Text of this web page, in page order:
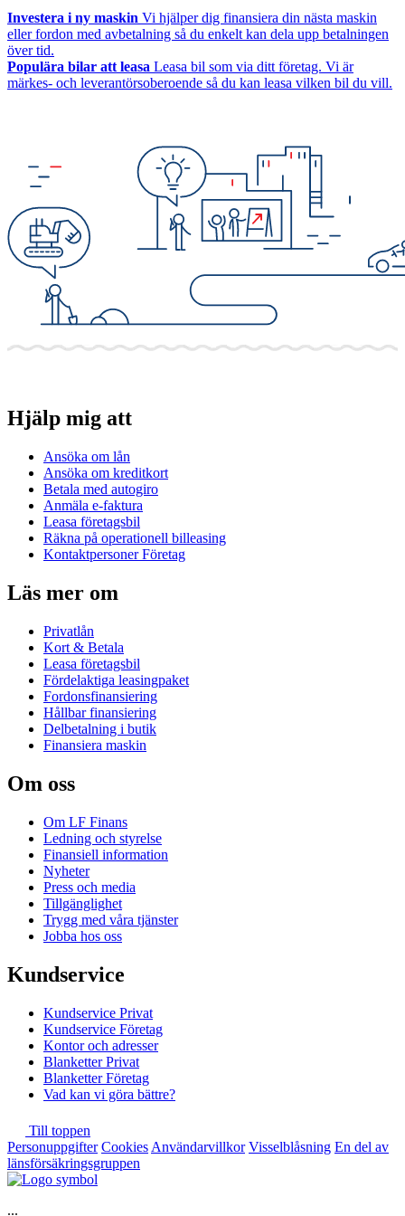
Investera i ny maskin Vi hjälper dig finansiera din nästa maskin
eller fordon med avbetalning så du enkelt kan dela upp betalningen
över tid.
Populära bilar att leasa Leasa bil som via ditt företag. Vi är
märkes- och leverantörsoberoende så du kan leasa vilken bil du vill.
Hjälp mig att
Ansöka om lån
Ansöka om kreditkort
Betala med autogiro
Anmäla e-faktura
Leasa företagsbil
Räkna på operationell billeasing
Kontaktpersoner Företag
Läs mer om
Privatlån
Kort & Betala
Leasa företagsbil
Fördelaktiga leasingpaket
Fordonsfinansiering
Hållbar finansiering
Delbetalning i butik
Finansiera maskin
Om oss
Om LF Finans
Ledning och styrelse
Finansiell information
Nyheter
Press och media
Tillgänglighet
Trygg med våra tjänster
Jobba hos oss
Kundservice
Kundservice Privat
Kundservice Företag
Kontor och adresser
Blanketter Privat
Blanketter Företag
Vad kan vi göra bättre?
Till toppen
Personuppgifter Cookies Användarvillkor Visselblåsning En del av
länsförsäkringsgruppen
...